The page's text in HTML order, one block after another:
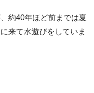
約40年ほど前までは夏
来て水遊びをしていま